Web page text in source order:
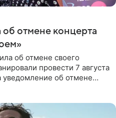
отмене концерта
об отмене своего
провести 7 августа
уведомление об отмене